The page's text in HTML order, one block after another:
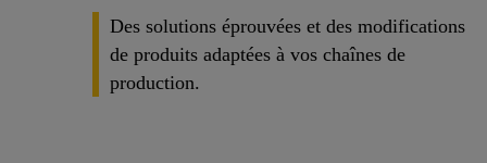
Des solutions éprouvées et des modifications
de produits adaptées à vos chaînes de
production.